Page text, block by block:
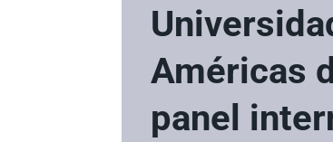
Américas
panel